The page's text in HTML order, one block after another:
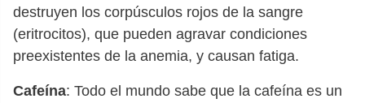
destruyen los corpúsculos rojos de la sangre
(eritrocitos), que pueden agravar condiciones
preexistentes de la anemia, y causan fatiga.
Cafeína: Todo el mundo sabe que la cafeína es un